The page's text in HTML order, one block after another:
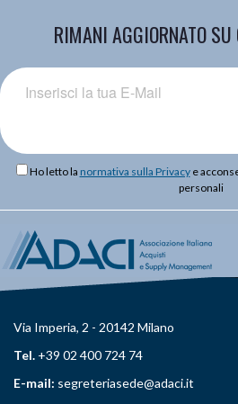
RIMANI AGGIORNATO SU
Ho letto la normativa sulla Privacye
personali
Via Imperia, 2 - 20142 Milano
Tel. +39 02 400 724 74
E-mail: segreteriasede@adaci.it